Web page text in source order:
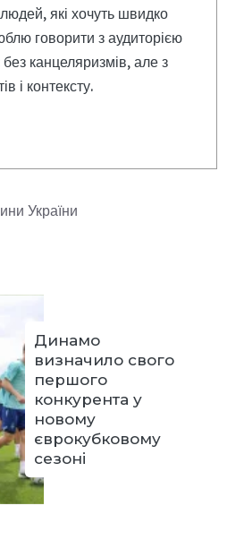
які хочуть швидко
говорити з аудиторією
канцеляризмів, але з
і контексту.
України
Динамо
визначило свого
першого
конкурента у
новому
єврокубковому
сезоні